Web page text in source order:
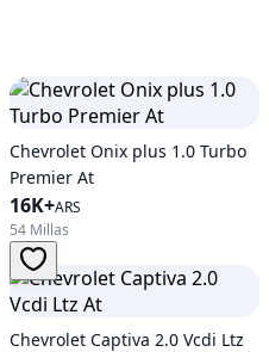
Chevrolet Onix plus 1.0 Turbo
Premier At
16K+ARS
54 Millas
Chevrolet Captiva 2.0 Vcdi Ltz